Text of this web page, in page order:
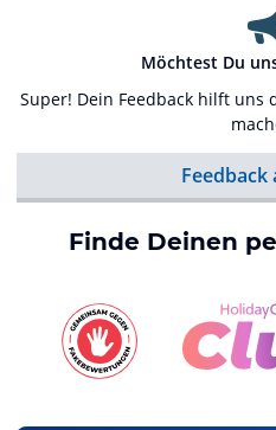
Möchtest Du
Super! Dein Feedback hilft uns
Feedback
Finde Deinen